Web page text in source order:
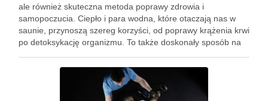
ale również skuteczna metoda poprawy zdrowia i
samopoczucia. Ciepło i para wodna, które otaczają nas w
saunie, przynoszą szereg korzyści, od poprawy krążenia krwi
po detoksykację organizmu. To także doskonały sposób na
treningu. …